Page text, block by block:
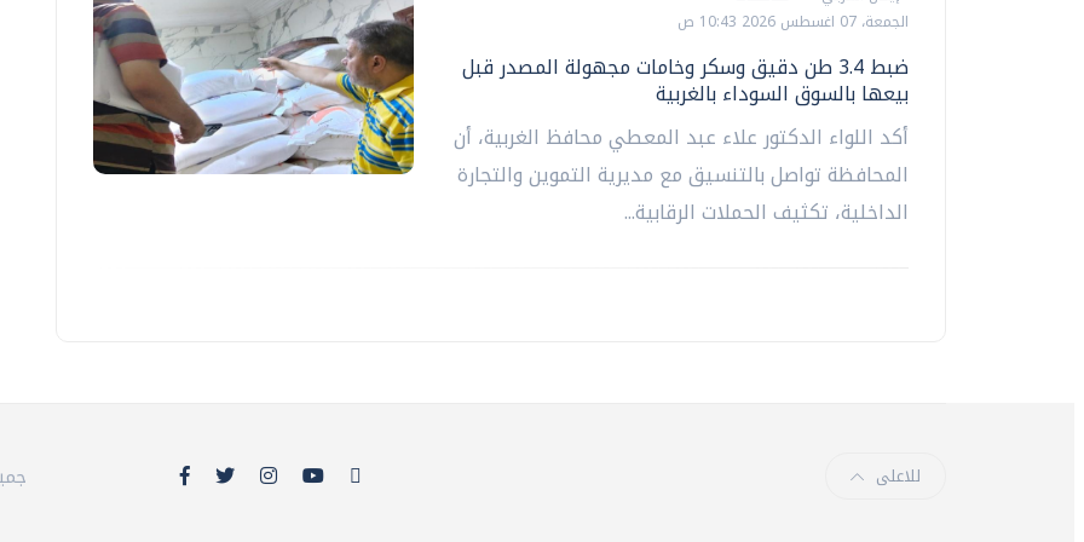
الجمعة، 07 اغسطس 2026 10:43 ص
ضبط 3.4 طن دقيق وسكر وخامات مجهولة المصدر قبل
بيعها بالسوق السوداء بالغربية
أكد اللواء الدكتور علاء عبد المعطي محافظ الغربية، أن
المحافظة تواصل بالتنسيق مع مديرية التموين والتجارة
الداخلية، تكثيف الحملات الرقابية...
© للاعلى